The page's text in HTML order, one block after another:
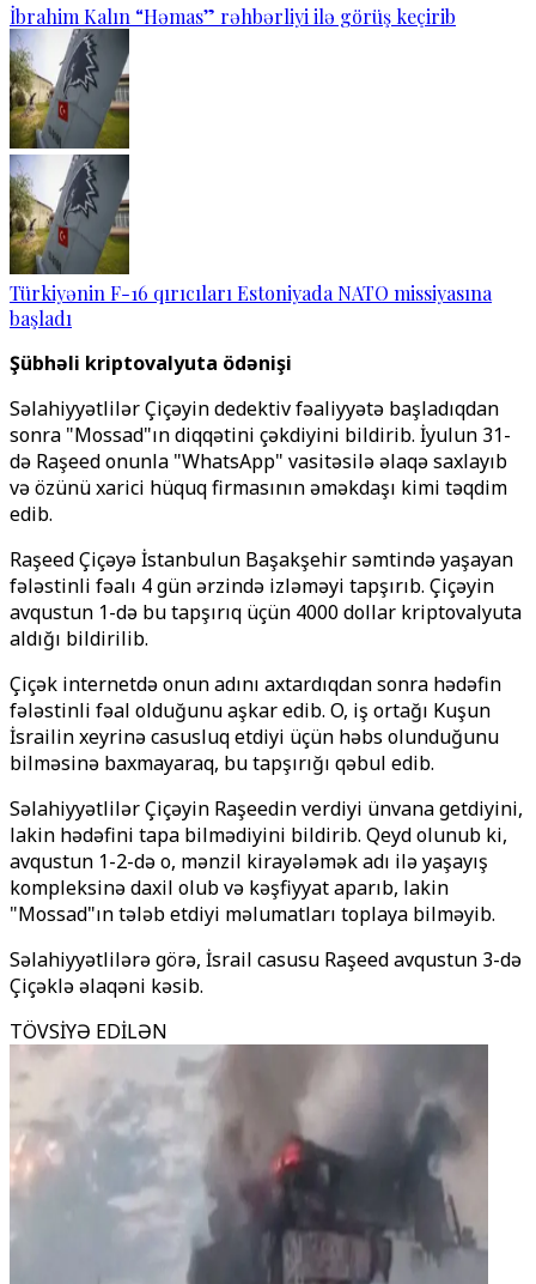
İbrahim Kalın “Həmas” rəhbərliyi ilə görüş keçirib
Türkiyənin F-16 qırıcıları Estoniyada NATO missiyasına
başladı
Şübhəli kriptovalyuta ödənişi
Səlahiyyətlilər Çiçəyin dedektiv fəaliyyətə başladıqdan
sonra "Mossad"ın diqqətini çəkdiyini bildirib. İyulun 31-
də Raşeed onunla "WhatsApp" vasitəsilə əlaqə saxlayıb
və özünü xarici hüquq firmasının əməkdaşı kimi təqdim
edib.
Raşeed Çiçəyə İstanbulun Başakşehir səmtində yaşayan
fələstinli fəalı 4 gün ərzində izləməyi tapşırıb. Çiçəyin
avqustun 1-də bu tapşırıq üçün 4000 dollar kriptovalyuta
aldığı bildirilib.
Çiçək internetdə onun adını axtardıqdan sonra hədəfin
fələstinli fəal olduğunu aşkar edib. O, iş ortağı Kuşun
İsrailin xeyrinə casusluq etdiyi üçün həbs olunduğunu
bilməsinə baxmayaraq, bu tapşırığı qəbul edib.
Səlahiyyətlilər Çiçəyin Raşeedin verdiyi ünvana getdiyini,
lakin hədəfini tapa bilmədiyini bildirib. Qeyd olunub ki,
avqustun 1-2-də o, mənzil kirayələmək adı ilə yaşayış
kompleksinə daxil olub və kəşfiyyat aparıb, lakin
"Mossad"ın tələb etdiyi məlumatları toplaya bilməyib.
Səlahiyyətlilərə görə, İsrail casusu Raşeed avqustun 3-də
Çiçəklə əlaqəni kəsib.
TÖVSİYƏ EDİLƏN